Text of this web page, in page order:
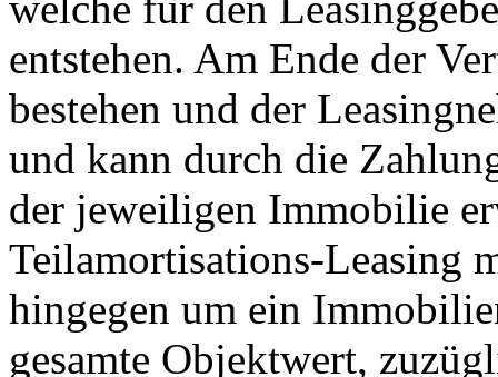
entstehen. Am Ende der
bestehen und der
und kann durch die
der jeweiligen Immobilie
Teilamortisations-Leasing
hingegen um ein
gesamte Objektwert,